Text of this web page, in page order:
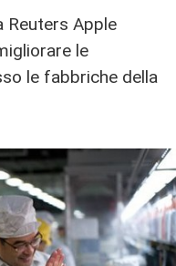
Reuters Apple
le
le fabbriche della